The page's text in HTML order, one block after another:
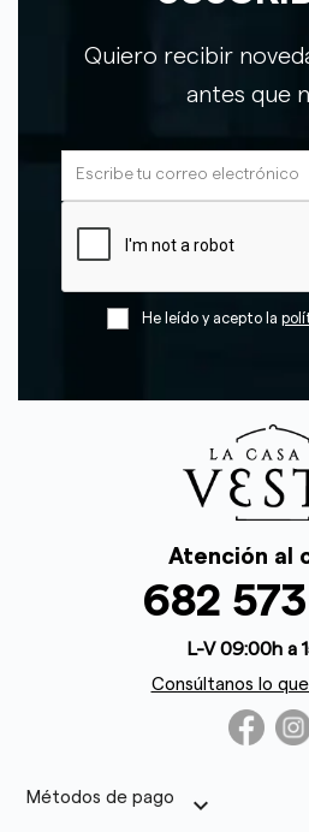
Quiero recibir
antes que
He leído y acepto la
Atención al
682
L-V 09:00h a
Consúltanos lo
Métodos de pago keyboard_arrow_down